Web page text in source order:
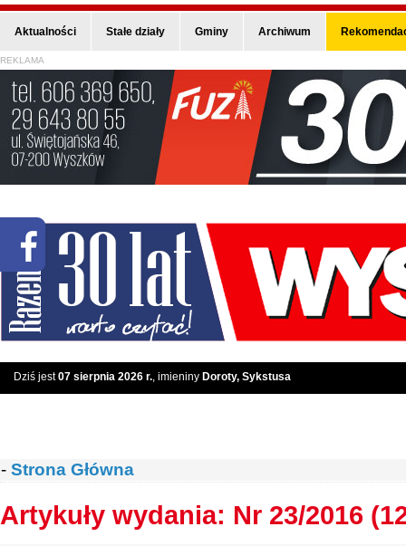
Aktualności Stałe działy Gminy Archiwum
REKLAMA
Dziś jest07 sierpnia 2026 r., imieniny Doroty, Sykstusa
- Strona Główna
Artykuły wydania: Nr 23/2016